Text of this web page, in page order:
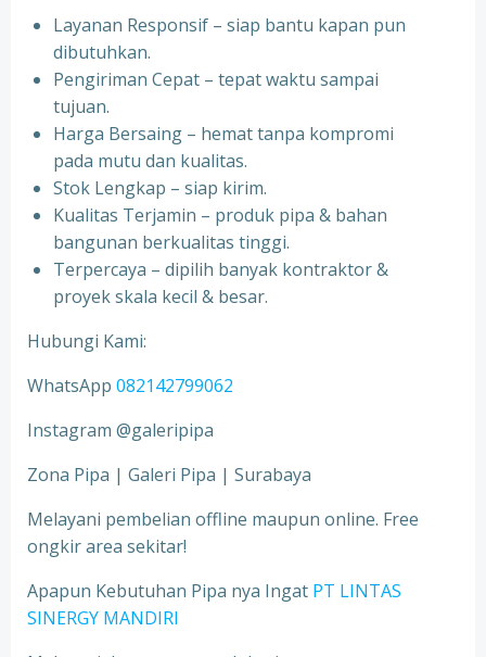
Layanan Responsif – siap bantu kapan pun
dibutuhkan.
Pengiriman Cepat – tepat waktu sampai
tujuan.
Harga Bersaing – hemat tanpa kompromi
pada mutu dan kualitas.
Stok Lengkap – siap kirim.
Kualitas Terjamin – produk pipa & bahan
bangunan berkualitas tinggi.
Terpercaya – dipilih banyak kontraktor &
proyek skala kecil & besar.
Hubungi Kami:
WhatsApp 082142799062
Instagram @galeripipa
Zona Pipa | Galeri Pipa | Surabaya
Melayani pembelian offline maupun online. Free
ongkir area sekitar!
Apapun Kebutuhan Pipa nya Ingat PT LINTAS
SINERGY MANDIRI